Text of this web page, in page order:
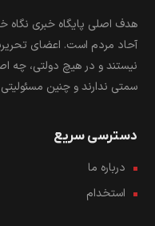
هدف اصلی پایگاه خبری نگاه
آحاد مردم است. اعضای
نیستند و در هیچ دولتی، چه
سمتی ندارند و چنین مسئولیتی
دسترسی سریع
درباره ما
استخدام